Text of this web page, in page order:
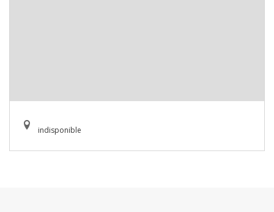
indisponible